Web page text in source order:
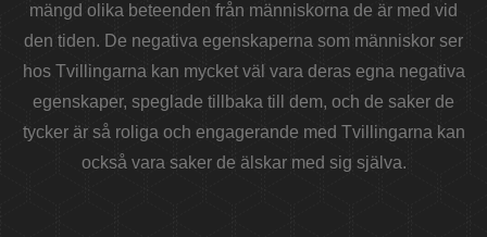
mängd olika beteenden från människorna de är med vid
den tiden. De negativa egenskaperna som människor ser
hos Tvillingarna kan mycket väl vara deras egna negativa
egenskaper, speglade tillbaka till dem, och de saker de
tycker är så roliga och engagerande med Tvillingarna kan
också vara saker de älskar med sig själva.